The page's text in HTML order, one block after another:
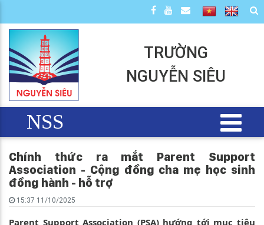
TRƯỜNG
NGUYỄN SIÊU
NSS
Chính thức ra mắt Parent Support
Association - Cộng đồng cha mẹ học sinh
đồng hành - hỗ trợ
15:37 11/10/2025
Parent Support Association (PSA) hướng tới mục tiêu